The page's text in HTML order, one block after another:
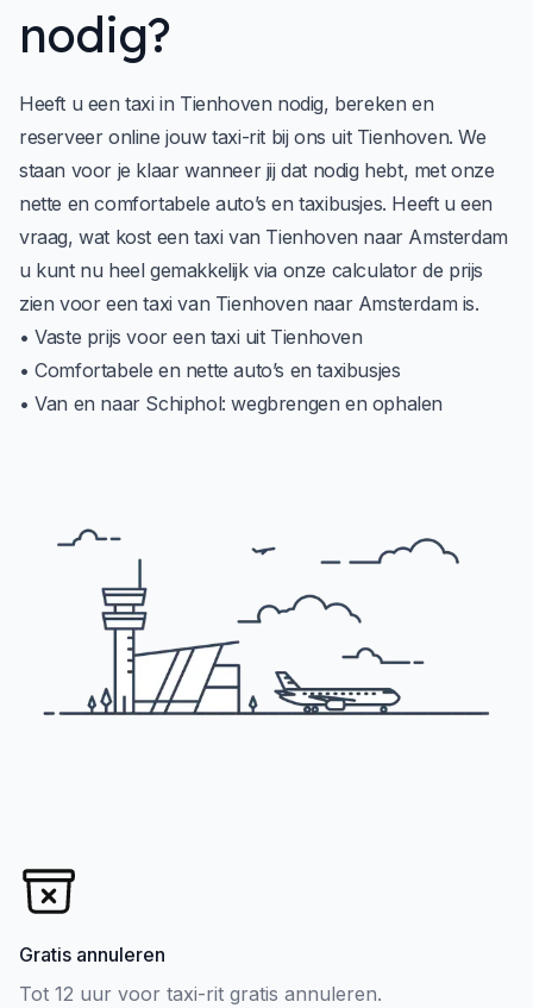
nodig?
Heeft u een taxi in Tienhoven nodig, bereken en
reserveer online jouw taxi-rit bij ons uit Tienhoven. We
staan voor je klaar wanneer jij dat nodig hebt, met onze
nette en comfortabele auto’s en taxibusjes. Heeft u een
vraag, wat kost een taxi van Tienhoven naar Amsterdam
u kunt nu heel gemakkelijk via onze calculator de prijs
zien voor een taxi van Tienhoven naar Amsterdam is.
• Vaste prijs voor een taxi uit Tienhoven
• Comfortabele en nette auto’s en taxibusjes
• Van en naar Schiphol: wegbrengen en ophalen
Gratis annuleren
Tot 12 uur voor taxi-rit gratis annuleren.